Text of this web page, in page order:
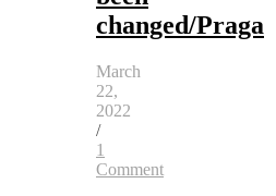
changed/Praga
March
22,
2022
/
1
Comment